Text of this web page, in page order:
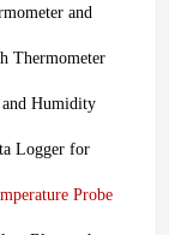
and
Thermometer
and Humidity
Logger for
Probe